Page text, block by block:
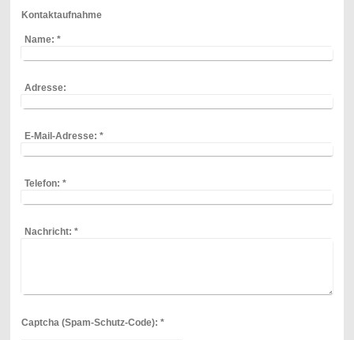
Kontaktaufnahme
Name: *
Adresse:
E-Mail-Adresse: *
Telefon: *
Nachricht: *
Captcha (Spam-Schutz-Code): *